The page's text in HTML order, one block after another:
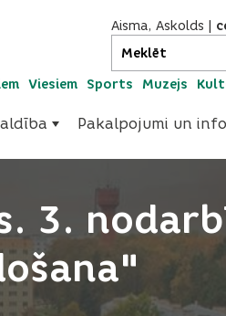
Aisma, Askolds
Viesiem Sports Muzejs
Pakalpojumi un
3.